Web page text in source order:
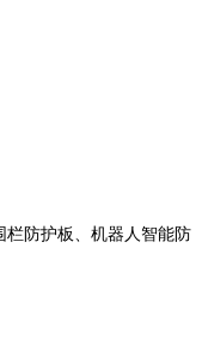
防护板、机器人智能防